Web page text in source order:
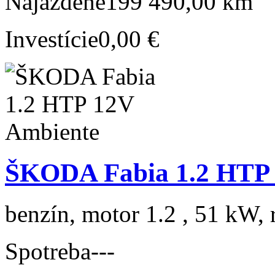
Investície0,00 €
ŠKODA Fabia 1.2
benzín, motor 1.2 , 51 kW,
Spotreba---